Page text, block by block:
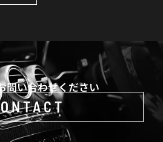
問い合わせください